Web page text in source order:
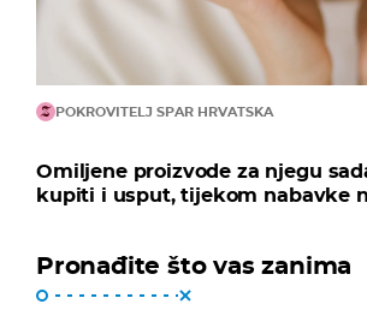
POKROVITELJ SPAR HRVATSKA
Omiljene proizvode za njegu
kupiti i usput, tijekom nabavke
Pronađite što vas zanima